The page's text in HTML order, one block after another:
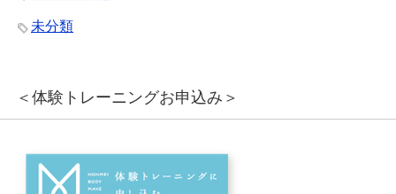
未分類
＜体験トレーニングお申込み＞